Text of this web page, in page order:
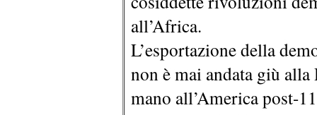
all’Africa.
L’esportazione della
non è mai andata giù alla
mano all’America post-